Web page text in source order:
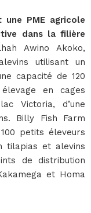
une PME agricole
dans la filière
Awino Akoko,
utilisant un
capacité de 120
en cages
Victoria, d’une
Billy Fish Farm
petits éleveurs
tilapias et alevins
de distribution
et Homa